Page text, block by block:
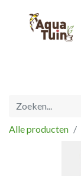
Alle producten